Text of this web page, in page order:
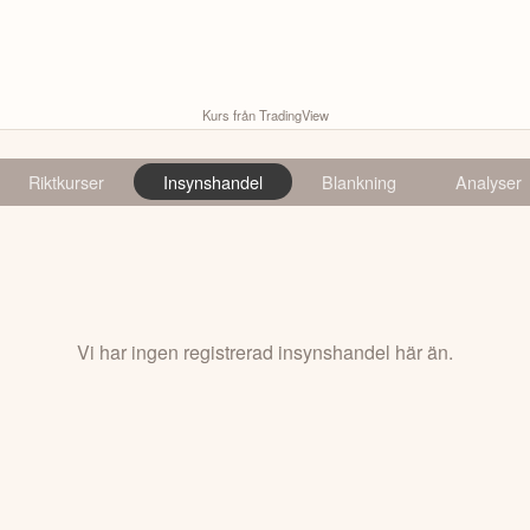
Kurs från TradingView
Riktkurser Insynshandel Blankning Analyser
Vi har ingen registrerad insynshandel här än.